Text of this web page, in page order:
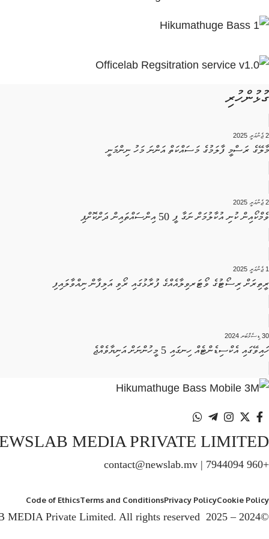
ގުޅުންހުރި
2 ޖެނުއަރީ 2025
މާލޭގެ ރަސްމީ ފާލަމުގެ މަސައްކަތް އަންނަ މަހު ނިންމަނީ
2 ޖެނުއަރީ 2025
ވެމްކޯއިން ކުނި އުކާލުމަށް ނަގާ ފީ 50 އިންސައްތައިން ދަށްކޮށްފި
1 ޖެނުއަރީ 2025
ރީތިރަށް ރިސޯޓުގެ ވޯޓަރވިލާއެއްގެ ފުރާޅުގައި ރޯވި އަލިފާން ނިއްވާލައިފި
30 ޑިސެމްބަރ 2024
ހައިވޭގައި އެކްސިޑެންޓެއް ހިނގައި 5 މީހުންނަށް އަނިޔާވެއްޖެ
MEDIA PRIVATE LIMITED
+960 7944094 | contact@newslab.mv
Cookie Policy
Privacy Policy
Terms and Conditions
Code of Ethics
©2024 – 2025 NEWSLAB MEDIA Private Limited. All rights reserved